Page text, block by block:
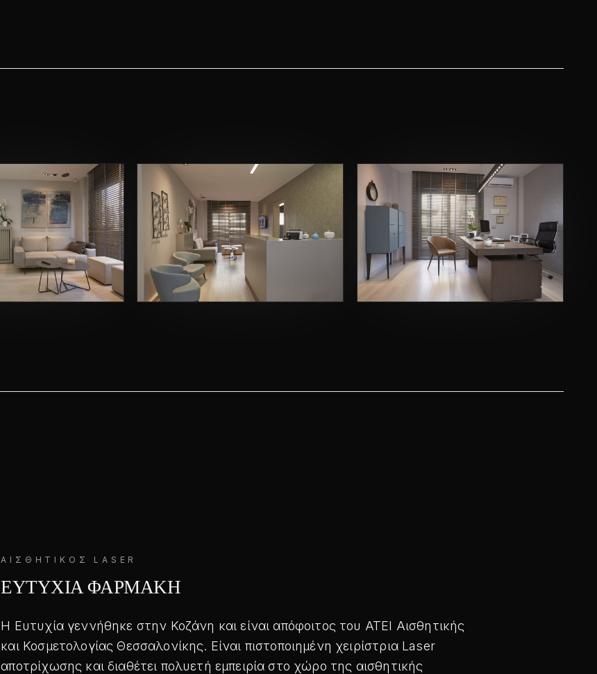
ΑΙΣΘΗΤΙΚΌΣ LASER
ΕΥΤΥΧΙΑ ΦΑΡΜΑΚΗ
Η Ευτυχία γεννήθηκε στην Κοζάνη και είναι απόφοιτος του ΑΤΕΙ Αισθητικής
και Κοσμετολογίας Θεσσαλονίκης. Είναι πιστοποιημένη χειρίστρια Laser
αποτρίχωσης και διαθέτει πολυετή εμπειρία στο χώρο της αισθητικής